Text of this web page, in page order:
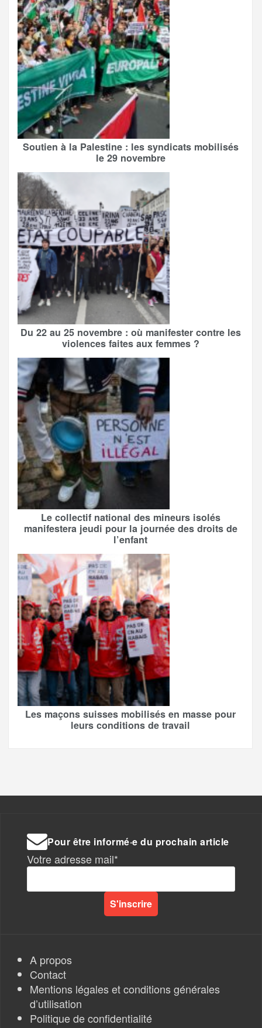
Soutien à la Palestine : les syndicats mobilisés
le 29 novembre
Du 22 au 25 novembre : où manifester contre les
violences faites aux femmes ?
Le collectif national des mineurs isolés
manifestera jeudi pour la journée des droits de
l’enfant
Les maçons suisses mobilisés en masse pour
leurs conditions de travail
Pour être informé·e du prochain article
Votre adresse mail*
A propos
Contact
Mentions légales et conditions générales
d’utilisation
Politique de confidentialité